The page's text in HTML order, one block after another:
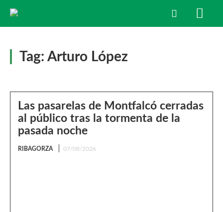
Tag: Arturo López
Las pasarelas de Montfalcó cerradas
al público tras la tormenta de la
pasada noche
RIBAGORZA 07/08/2026